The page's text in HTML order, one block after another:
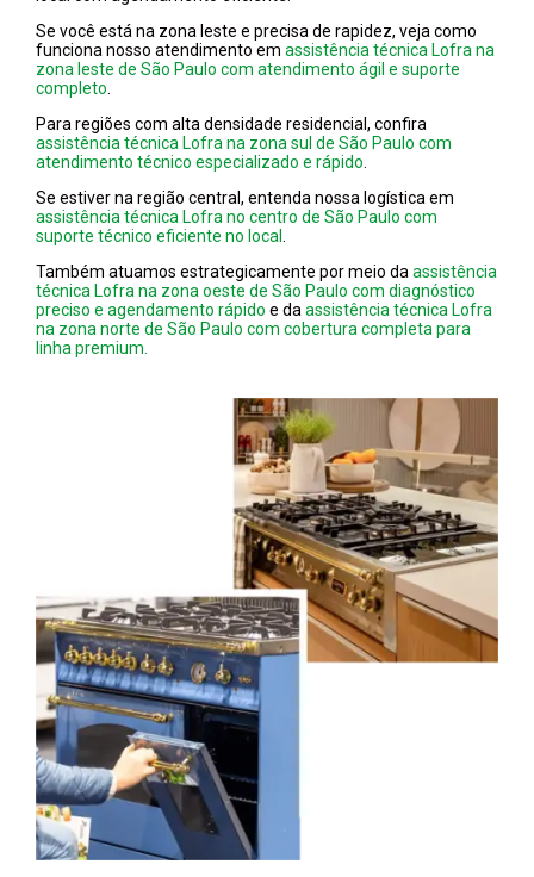
Se você está na zona leste e precisa de rapidez, veja como
funciona nosso atendimento em assistência técnica Lofra na
zona leste de São Paulo com atendimento ágil e suporte
completo
Para regiões com alta densidade residencial, confira
assistência técnica Lofra na zona sul de São Paulo com
atendimento técnico especializado e rápido
Se estiver na região central, entenda nossa logística em
assistência técnica Lofra no centro de São Paulo com
suporte técnico eficiente no local
Também atuamos estrategicamente por meio da assistência
técnica Lofra na zona oeste de São Paulo com diagnóstico
preciso e agendamento rápido e da assistência técnica Lofra
na zona norte de São Paulo com cobertura completa para
linha premium.